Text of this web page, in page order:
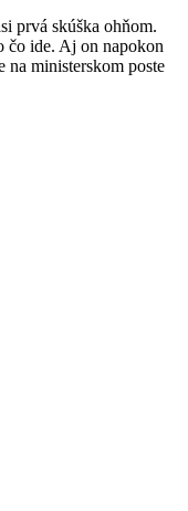
prvá skúška ohňom.
čo ide. Aj on napokon
na ministerskom poste